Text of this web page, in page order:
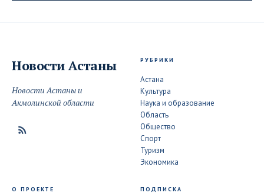
Новости Астаны
Новости Астаны и
Акмолинской области
РУБРИКИ
Астана
Культура
Наука и образование
Область
Общество
Спорт
Туризм
Экономика
О ПРОЕКТЕ ПОДПИСКА